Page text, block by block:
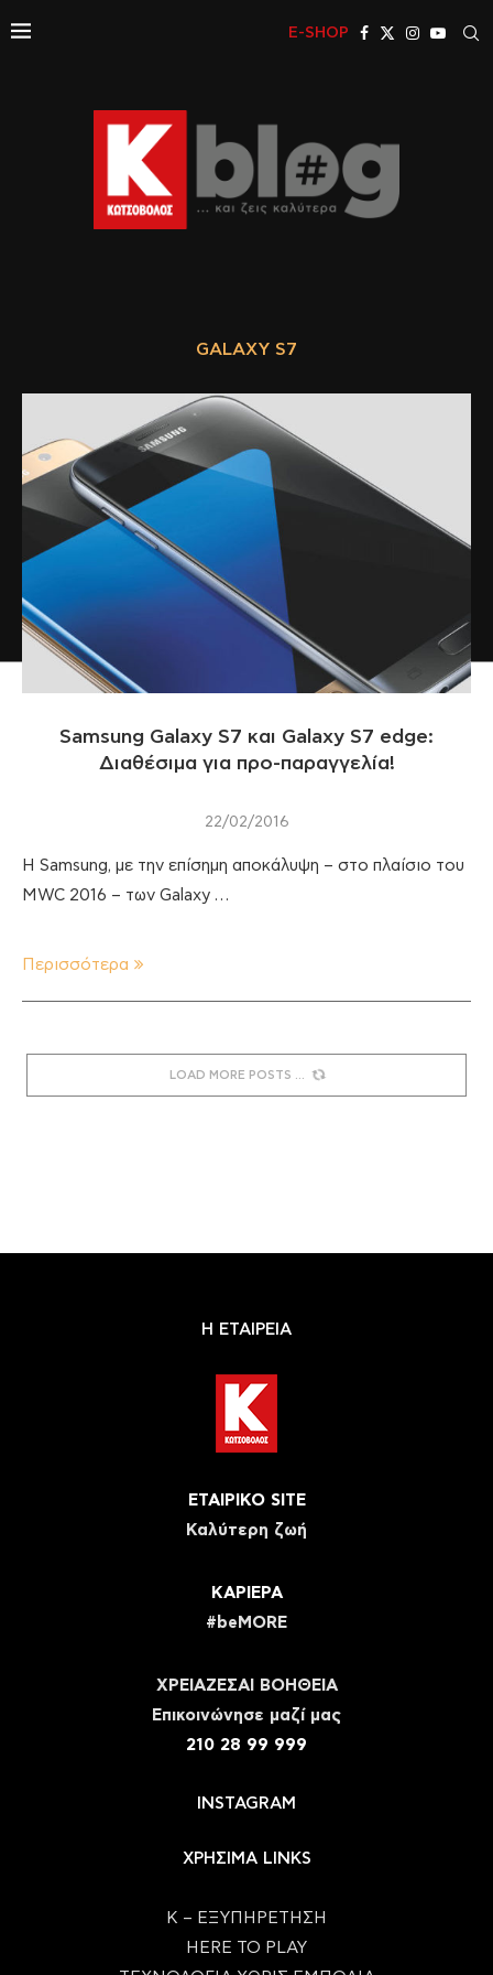
E-SHOP
GALAXY S7
Samsung Galaxy S7 και Galaxy S7 edge:
Διαθέσιμα για προ-παραγγελία!
22/02/2016
H Samsung, με την επίσημη αποκάλυψη – στο πλαίσιο του
MWC 2016 – των Galaxy …
Περισσότερα
LOAD MORE POSTS
Η ΕΤΑΙΡΕΙΑ
ΕΤΑΙΡΙΚΟ SITE
Καλύτερη ζωή
ΚΑΡΙΕΡΑ
#beMORE
ΧΡΕΙΑΖΕΣΑΙ ΒΟΗΘΕΙΑ
Eπικοινώνησε μαζί μας
210 28 99 999
INSTAGRAM
ΧΡΗΣΙΜΑ LINKS
Κ – ΕΞΥΠΗΡΕΤΗΣΗ
HERE TO PLAY